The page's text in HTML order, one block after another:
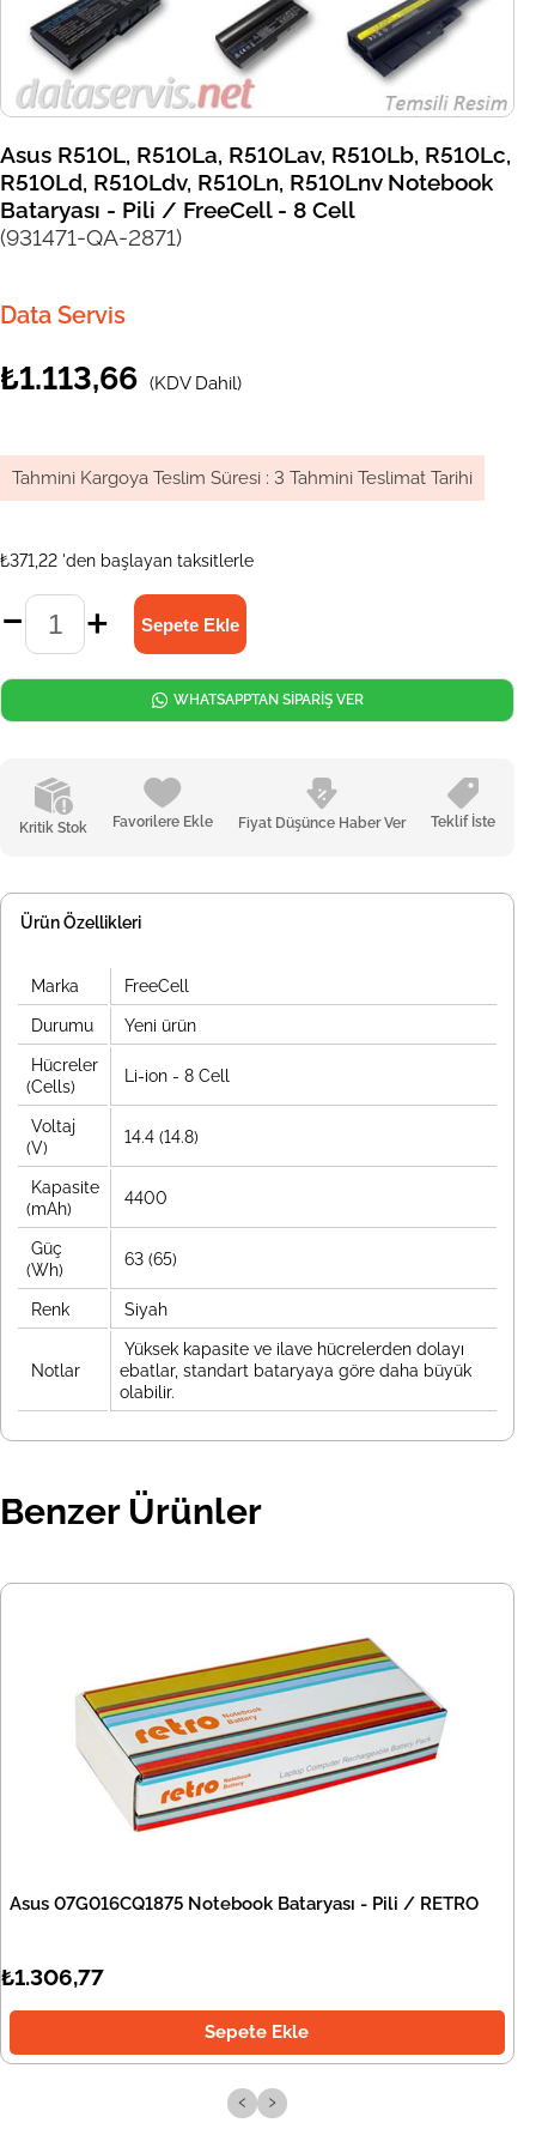
Asus R510L, R510La, R510Lav, R510Lb, R510Lc,
R510Ld, R510Ldv, R510Ln, R510Lnv Notebook
Bataryası - Pili / FreeCell - 8 Cell
(931471-QA-2871)
Data Servis
₺1.113,66 (KDV Dahil)
Tahmini Kargoya Teslim Süresi : 3 Tahmini Teslimat Tarihi
₺371,22 'den başlayan taksitlerle
Kritik Stok Favorilere Ekle Fiyat Düşünce Haber Ver Teklif İste
WHATSAPPTAN SİPARİŞ VER
Ürün Özellikleri
Marka FreeCell
Durumu Yeni ürün
Hücreler
(Cells)
Li-ion - 8 Cell
Voltaj
(V)
14.4 (14.8)
Kapasite
(mAh)
4400
Güç
(Wh)
63 (65)
Renk Siyah
Notlar
Yüksek kapasite ve ilave hücrelerden dolayı
ebatlar, standart bataryaya göre daha büyük
olabilir.
Benzer Ürünler
Asus 07G016CQ1875 Notebook Bataryası - Pili / RETRO
₺1.306,77
Sepete Ekle
‹ ›